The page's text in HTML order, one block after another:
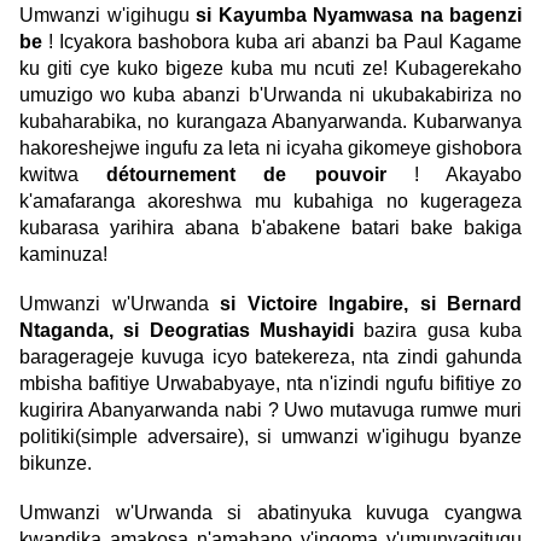
Umwanzi w'igihugu si Kayumba Nyamwasa na bagenzi
be ! Icyakora bashobora kuba ari abanzi ba Paul Kagame
ku giti cye kuko bigeze kuba mu ncuti ze! Kubagerekaho
umuzigo wo kuba abanzi b'Urwanda ni ukubakabiriza no
kubaharabika, no kurangaza Abanyarwanda. Kubarwanya
hakoreshejwe ingufu za leta ni icyaha gikomeye gishobora
kwitwadétournement de pouvoir! Akayabo
k'amafaranga akoreshwa mu kubahiga no kugerageza
kubarasa yarihira abana b'abakene batari bake bakiga
kaminuza!
Umwanzi w'Urwanda si Victoire Ingabire, si Bernard
Ntaganda, si Deogratias Mushayidi bazira gusa kuba
baragerageje kuvuga icyo batekereza, nta zindi gahunda
mbisha bafitiye Urwababyaye, nta n'izindi ngufu bifitiye zo
kugirira Abanyarwanda nabi ? Uwo mutavuga rumwe muri
politiki(simple adversaire), si umwanzi w'igihugu byanze
bikunze.
Umwanzi w'Urwanda si abatinyuka kuvuga cyangwa